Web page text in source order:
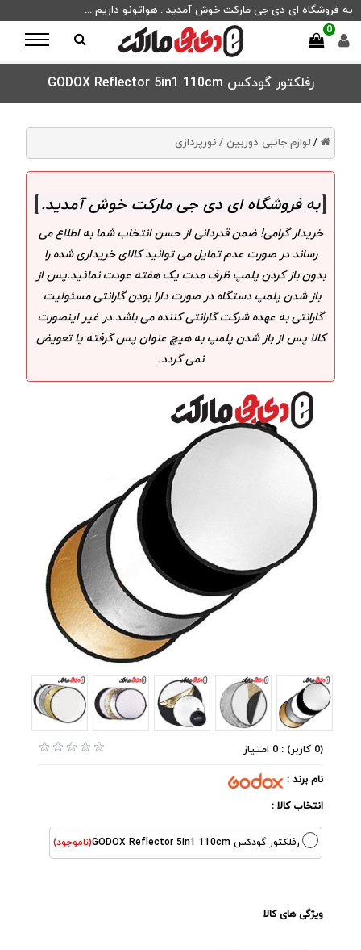
به فروشگاه ای دی جی مارکت خوش آمدید . هواتونو داریم ...
0
رفلکتور گودکس GODOX Reflector 5in1 110cm
/ لوازم جانبی دوربین / نورپردازی
به فروشگاه ای دی جی مارکت خوش آمدید.
خریدار گرامی! ضمن قدردانی از حسن انتخاب شما به اطلاع می
رساند در صورت عدم تمایل می توانید کالای خریداری شده را
بدون باز کردن پلمپ ظرف مدت یک هفته عودت نمائید.پس از
باز شدن پلمپ دستگاه در صورت دارا بودن گارانتی مسئولیت
گارانتی به عهده شرکت گارانتی کننده می باشد.در غیر اینصورت
کالا پس از باز شدن پلمپ به هیچ عنوان پس گرفته یا تعویض
نمی گردد.
(0 کاربر) : 0 امتیاز
نام برند :
انتخاب کالا :
رفلکتور گودکس GODOX Reflector 5in1 110cm (ناموجود)
ویژگی های کالا